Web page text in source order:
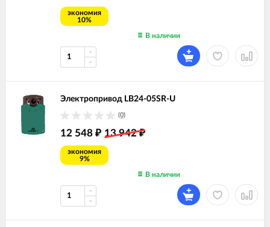
экономия
10%
В наличии
Электропривод LB24-05SR-U
(0)
12 548 ₽ 13 942₽
экономия
9%
В наличии